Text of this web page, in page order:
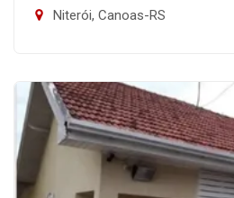
Niterói, Canoas-RS